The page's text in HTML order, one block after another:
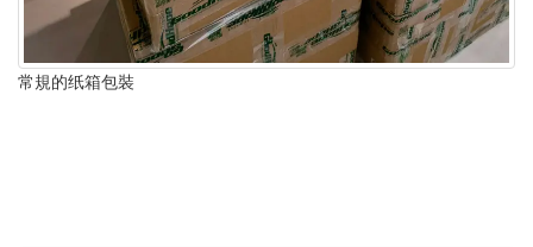
常規的纸箱包裝